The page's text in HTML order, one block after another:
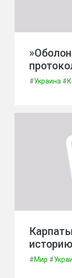
#Украина #
историю
#Мир #